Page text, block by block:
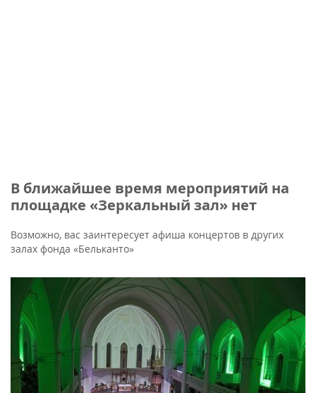
В ближайшее время мероприятий на
площадке «Зеркальный зал» нет
Возможно, вас заинтересует афиша концертов в других
залах фонда «Бельканто»